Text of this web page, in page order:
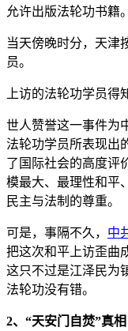
允许出版法轮功书籍。
当天傍晚时分，天津
员。
上访的法轮功学员得
世人赞誉这一事件为
法轮功学员所表现出
了国际社会的高度评
模最大、最理性和平
民主与法制的尊重。
可是，事隔不久， 中
把这次和平上访歪曲
这只不过是江泽民为
法轮功没有错。
2、“天安门自焚”真相